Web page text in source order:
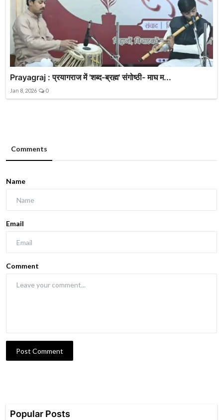
Prayagraj : प्रयागराज में 'शब्द-ब्रह्म' संगोष्ठी- माघ म...
Jan 8, 2026 0
Comments
Name
Email
Comment
Post Comment
Popular Posts